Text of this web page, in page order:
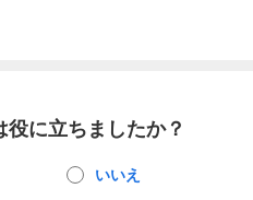
役に立ちましたか？
いいえ